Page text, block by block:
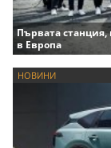
Първата станция,
в Европа
НОВИНИ